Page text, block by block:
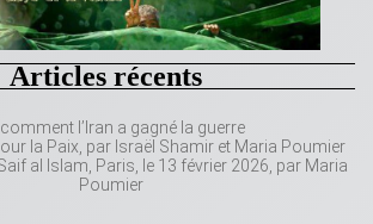
Articles récents
comment l’Iran a gagné la guerre
la Paix, par Israël Shamir et Maria Poumier
al Islam, Paris, le 13 février 2026, par Maria
Poumier